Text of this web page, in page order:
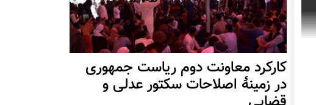
کارکرد معاونت دوم ریاست جمهوری
در زمینۀ اصلاحات سکتور عدلی و